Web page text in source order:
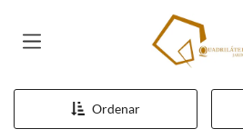
Página inicial
Ordenar